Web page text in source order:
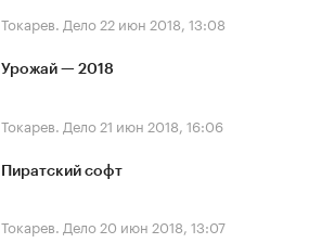
Токарев. Дело 22 июн 2018, 13:08
Урожай — 2018
Токарев. Дело 21 июн 2018, 16:06
Пиратский софт
Токарев. Дело 20 июн 2018, 13:07